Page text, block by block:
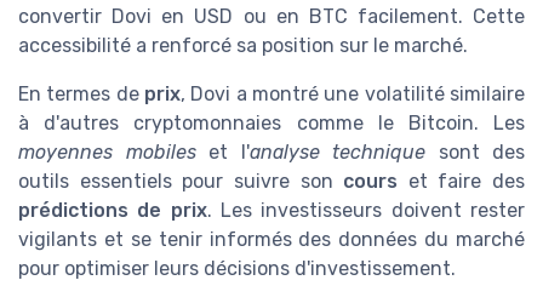
convertir Dovi en USD ou en BTC facilement. Cette
accessibilité a renforcé sa position sur le marché.
En termes de prix, Dovi a montré une volatilité similaire
à d'autres cryptomonnaies comme le Bitcoin. Les
moyennes mobileset l'analyse technique sont des
outils essentiels pour suivre son cours et faire des
prédictions de prix. Les investisseurs doivent rester
vigilants et se tenir informés des données du marché
pour optimiser leurs décisions d'investissement.